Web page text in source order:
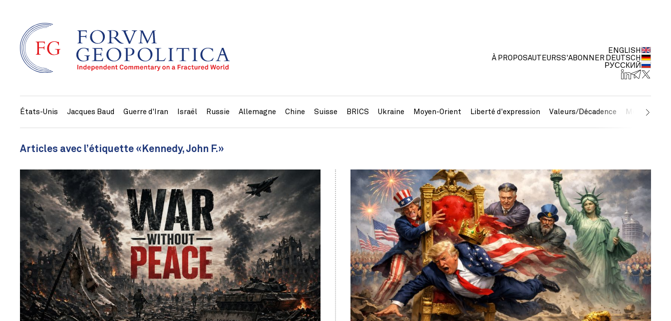
À PROPOSAUTEURSS'ABONNER
ENGLISH
DEUTSCH
РУССКИЙ
États-Unis Jacques Baud Guerre d'Iran Israël Russie Allemagne Chine Suisse BRICS Ukraine Moyen-Orient Liberté d'expression Valeurs/Décadence Métaux
Articles avec l’étiquette «Kennedy, John F.»